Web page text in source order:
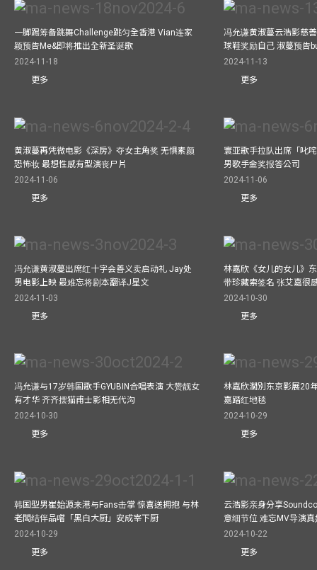
一脚踢筹备跳舞Challenge跳匀全香港 Vian连家
颖预告Me&即将推出全新圣诞歌
2024-11-18
更多
冯允谦黄淑蔓云浩影慈
球鞋奖励自己 淑蔓预告
2024-11-13
更多
黄淑蔓再凭微电影《深房》夺女主角奖 无惧素颜
恐怖妆 最想性感有型演丧尸片
2024-11-06
更多
寰亚歌手拉队出席「叱
男歌手金奖报答公司
2024-11-06
更多
冯允谦黄淑蔓出席红十字会善义卖启动礼 Jay处
男电影上映 最难忘将剧本翻译J星文
2024-11-03
更多
林嘉欣《女儿的女儿》
带珍藏索签名 张艾嘉很
2024-10-30
更多
冯允谦与17岁韩国歌手GYUBIN合唱表演 大赞靓女
有才华 齐齐摆猫甫士影相无代沟
2024-10-30
更多
林嘉欣濶別东京影展20
嘉踏红地毯
2024-10-29
更多
韩国型男崔始源来港与Fans击掌 惊喜送拥抱 与林
老闆结伴品嚐「黑白大厨」安成宰下厨
2024-10-29
更多
云浩影亲身分享
意细节位 难忘MV导演
2024-10-22
更多